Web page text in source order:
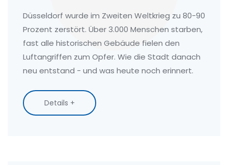
Düsseldorf wurde im Zweiten Weltkrieg zu 80-90
Prozent zerstört. Über 3.000 Menschen starben,
fast alle historischen Gebäude fielen den
Luftangriffen zum Opfer. Wie die Stadt danach
neu entstand - und was heute noch erinnert.
Details +